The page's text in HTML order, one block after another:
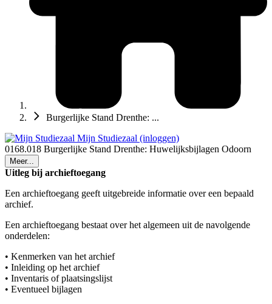
Burgerlijke Stand Drenthe: ...
Mijn Studiezaal (inloggen)
0168.018 Burgerlijke Stand Drenthe: Huwelijksbijlagen Odoorn
Meer...
Uitleg bij archieftoegang
Een archieftoegang geeft uitgebreide informatie over een bepaald
archief.
Een archieftoegang bestaat over het algemeen uit de navolgende
onderdelen:
• Kenmerken van het archief
• Inleiding op het archief
• Inventaris of plaatsingslijst
• Eventueel bijlagen